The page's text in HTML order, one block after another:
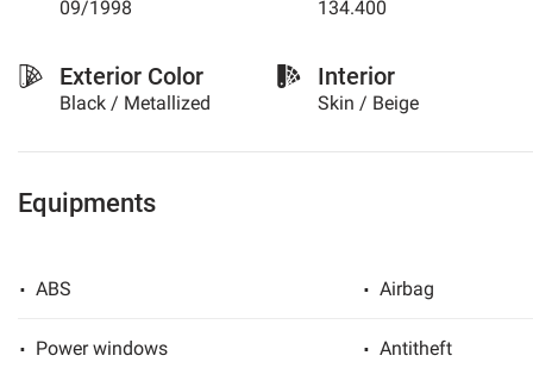
09/1998 134.400
Exterior Color
Black / Metallized
Interior
Skin / Beige
Equipments
ABS Airbag
Power windows Antitheft
please
to
cookie
can
review
your
any